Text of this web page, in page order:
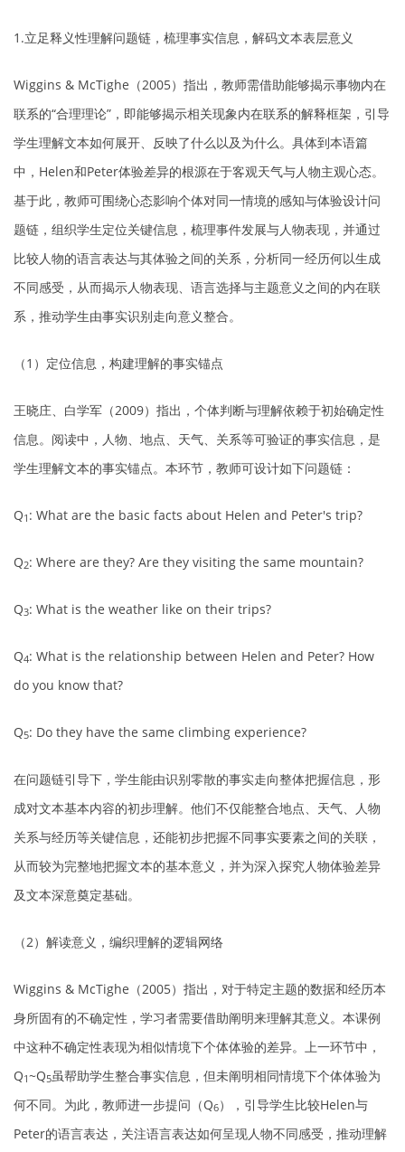
1.立足释义性理解问题链，梳理事实信息，解码文本表层意义
Wiggins & McTighe（2005）指出，教师需借助能够揭示事物内在
联系的“合理理论”，即能够揭示相关现象内在联系的解释框架，引导
学生理解文本如何展开、反映了什么以及为什么。具体到本语篇
中，Helen和Peter体验差异的根源在于客观天气与人物主观心态。
基于此，教师可围绕心态影响个体对同一情境的感知与体验设计问
题链，组织学生定位关键信息，梳理事件发展与人物表现，并通过
比较人物的语言表达与其体验之间的关系，分析同一经历何以生成
不同感受，从而揭示人物表现、语言选择与主题意义之间的内在联
系，推动学生由事实识别走向意义整合。
（1）定位信息，构建理解的事实锚点
王晓庄、白学军（2009）指出，个体判断与理解依赖于初始确定性
信息。阅读中，人物、地点、天气、关系等可验证的事实信息，是
学生理解文本的事实锚点。本环节，教师可设计如下问题链：
Q1 : What are the basic facts about Helen and Peter's trip?
Q2: Where are they? Are they visiting the same mountain?
Q3: What is the weather like on their trips?
Q4: What is the relationship between Helen and Peter? How
do you know that?
Q5: Do they have the same climbing experience?
在问题链引导下，学生能由识别零散的事实走向整体把握信息，形
成对文本基本内容的初步理解。他们不仅能整合地点、天气、人物
关系与经历等关键信息，还能初步把握不同事实要素之间的关联，
从而较为完整地把握文本的基本意义，并为深入探究人物体验差异
及文本深意奠定基础。
（2）解读意义，编织理解的逻辑网络
Wiggins & McTighe（2005）指出，对于特定主题的数据和经历本
身所固有的不确定性，学习者需要借助阐明来理解其意义。本课例
中这种不确定性表现为相似情境下个体体验的差异。上一环节中，
Q1~Q5虽帮助学生整合事实信息，但未阐明相同情境下个体体验为
何不同。为此，教师进一步提问（Q6），引导学生比较Helen与
Peter的语言表达，关注语言表达如何呈现人物不同感受，推动理解